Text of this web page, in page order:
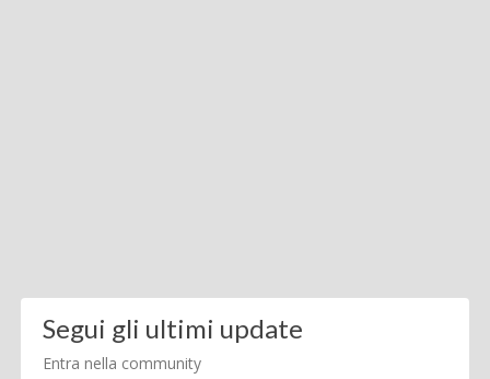
Segui gli ultimi update
Entra nella community